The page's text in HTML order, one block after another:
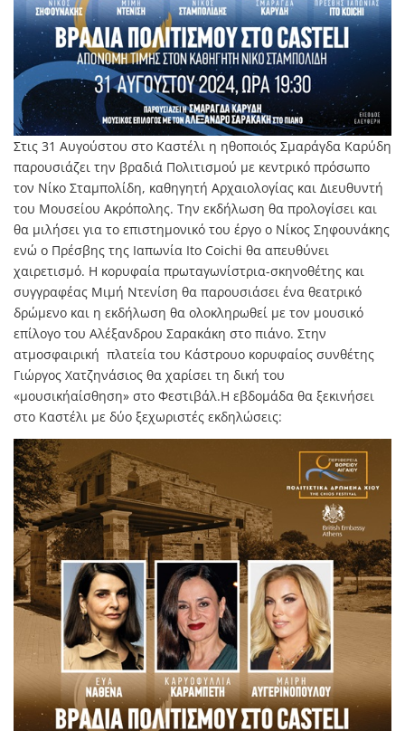
Στις 31 Αυγούστου στο Καστέλι η ηθοποιός Σμαράγδα Καρύδη
παρουσιάζει την βραδιά Πολιτισμού με κεντρικό πρόσωπο
τον Νίκο Σταμπολίδη, καθηγητή Αρχαιολογίας και Διευθυντή
του Μουσείου Ακρόπολης. Την εκδήλωση θα προλογίσει και
θα μιλήσει για το επιστημονικό του έργο ο Νίκος Σηφουνάκης
ενώ ο Πρέσβης της Ιαπωνία Ito Coichi θα απευθύνει
χαιρετισμό. Η κορυφαία πρωταγωνίστρια-σκηνοθέτης και
συγγραφέας Μιμή Ντενίση θα παρουσιάσει ένα θεατρικό
δρώμενο και η εκδήλωση θα ολοκληρωθεί με τον μουσικό
επίλογο του Αλέξανδρου Σαρακάκη στο πιάνο. Στην
ατμοσφαιρική πλατεία του Κάστρουο κορυφαίος συνθέτης
Γιώργος Χατζηνάσιος θα χαρίσει τη δική του
«μουσικήαίσθηση» στο Φεστιβάλ.Η εβδομάδα θα ξεκινήσει
στο Καστέλι με δύο ξεχωριστές εκδηλώσεις: